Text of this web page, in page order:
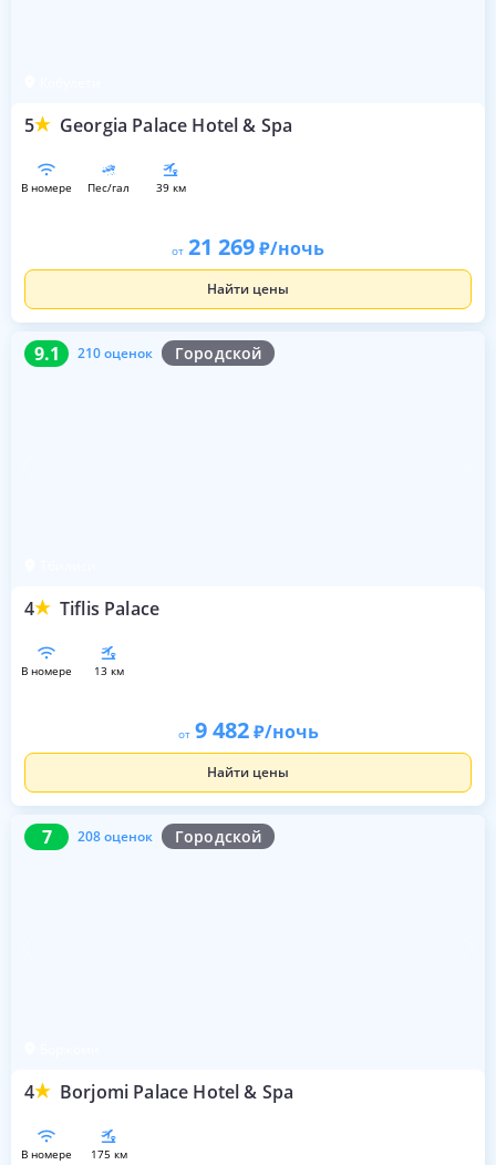
5 Georgia Palace Hotel & Spa
в номере пес/гал 39 км
от 21 269 /ночь
Найти цены
9.1 210 оценок Городской
4 Tiflis Palace
9.1 210 оценок
в номере 13 км
от 9 482 /ночь
Найти цены
7 208 оценок Городской
4 Borjomi Palace Hotel & Spa
7 208 оценок
в номере 175 км